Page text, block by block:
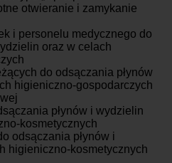
otwieranie i zamykanie
i personelu medycznego do
oraz w celach
do odsączania płynów
higieniczno-gospodarczych
płynów i wydzielin
kosmetycznych
odsączania płynów i
higieniczno-kosmetycznych